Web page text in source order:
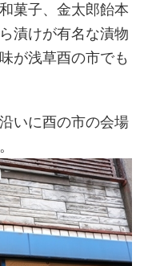
菓子、金太郎飴本
漬けが有名な漬物
が浅草酉の市でも
いに酉の市の会場